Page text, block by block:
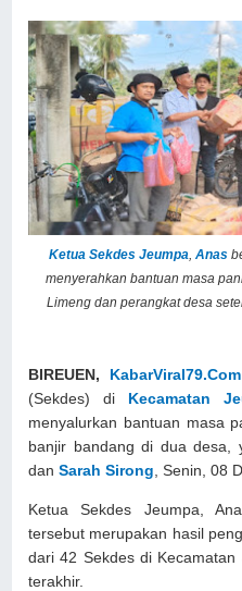
Ketua Sekdes Jeumpa ,Anas
menyerahkan bantuan masa
Limeng dan perangkat desa
BIREUEN, KabarViral79.Com
(Sekdes) di
Kecamatan
menyalurkan bantuan masa
banjir bandang di dua desa,
danSarah Sirong, Senin, 08
Ketua Sekdes Jeumpa,
tersebut merupakan hasil
dari 42 Sekdes di
terakhir.